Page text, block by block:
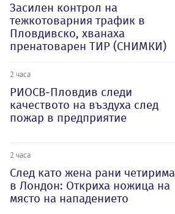
Засилен контрол на
тежкотоварния трафик в
Пловдивско, хванаха
пренатоварен ТИР (СНИМКИ)
2 часа
РИОСВ-Пловдив следи
качеството на въздуха след
пожар в предприятие
2 часа
След като жена рани четирима
в Лондон: Откриха ножица на
място на нападението